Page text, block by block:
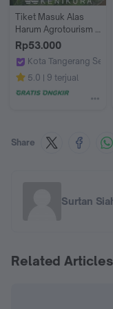
Tiket Masuk Alas
Harum Agrotourism
Bali Ticket Entrance
Only
Rp53.000
Kota Tangerang
Kenikura Tour
5.0 9 terjual
Share
Surtan
Related Articles